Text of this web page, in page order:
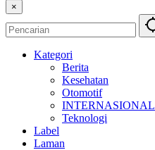
×
Kategori
Berita
Kesehatan
Otomotif
INTERNASIONAL
Teknologi
Label
Laman